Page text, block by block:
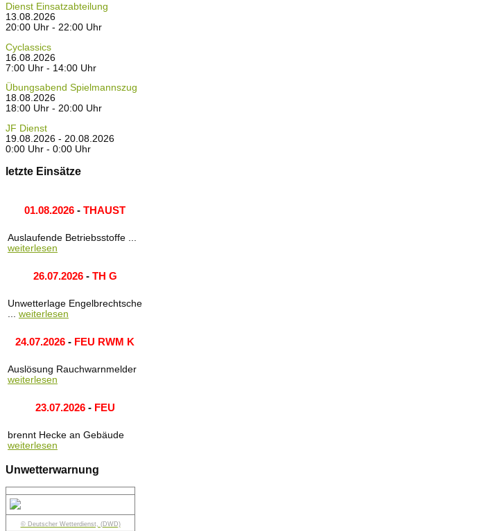
Dienst Einsatzabteilung
13.08.2026
20:00 Uhr - 22:00 Uhr
Cyclassics
16.08.2026
7:00 Uhr - 14:00 Uhr
Übungsabend Spielmannszug
18.08.2026
18:00 Uhr - 20:00 Uhr
JF Dienst
19.08.2026 - 20.08.2026
0:00 Uhr - 0:00 Uhr
letzte Einsätze
01.08.2026 - THAUST
Auslaufende Betriebsstoffe ...
weiterlesen
26.07.2026- TH G
Unwetterlage Engelbrechtsche
... weiterlesen
24.07.2026 - FEU RWM K
Auslösung Rauchwarnmelder
weiterlesen
23.07.2026- FEU
brennt Hecke an Gebäude
weiterlesen
Unwetterwarnung
© Deutscher Wetterdienst, (DWD)